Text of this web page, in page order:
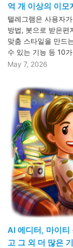
억 개 이상의 이모
텔레그램은 사용자
방법, 봇으로 받은편
맞춤 스타일을 만드
수 있는 기능 등 10
May 7, 2026
AI 에디터, 마이티
고 그 외 더 많은